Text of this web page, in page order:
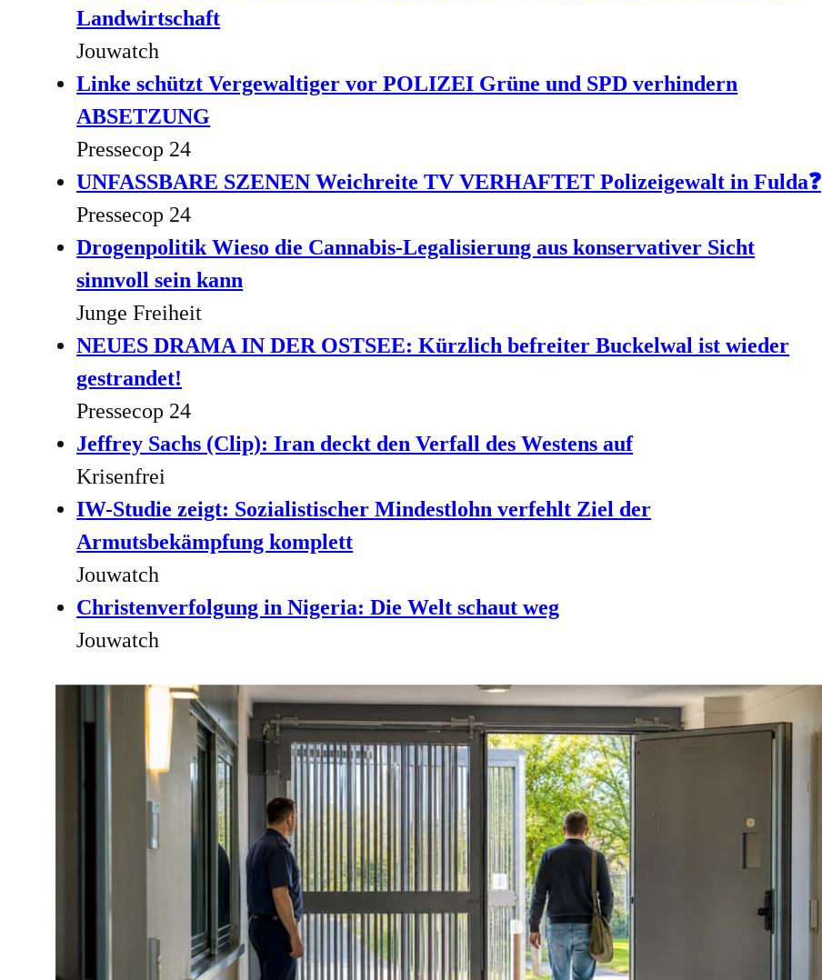
Landwirtschaft
Jouwatch
Linke schützt Vergewaltiger vor POLIZEI Grüne und SPD verhindern
ABSETZUNG
Pressecop 24
UNFASSBARE SZENEN Weichreite TV VERHAFTET Polizeigewalt in Fulda❓
Pressecop 24
Drogenpolitik Wieso die Cannabis-Legalisierung aus konservativer Sicht
sinnvoll sein kann
Junge Freiheit
NEUES DRAMA IN DER OSTSEE: Kürzlich befreiter Buckelwal ist wieder
gestrandet!
Pressecop 24
Jeffrey Sachs (Clip): Iran deckt den Verfall des Westens auf
Krisenfrei
IW-Studie zeigt: Sozialistischer Mindestlohn verfehlt Ziel der
Armutsbekämpfung komplett
Jouwatch
Christenverfolgung in Nigeria: Die Welt schaut weg
Jouwatch